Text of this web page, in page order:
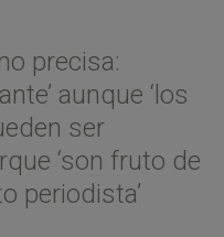
precisa:
aunque ‘los
ser
‘son fruto de
periodista’